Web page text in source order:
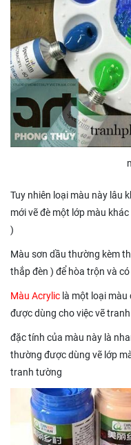
Tuy nhiên loại màu này lâu
mới vẽ đè một lớp màu
)
Màu sơn dầu thường kèm
thắp đèn ) để hòa trộn và có
Màu Acrylic là một loại
được dùng cho việc vẽ
đặc tính của màu này là
thường được dùng vẽ lớp
tranh tường